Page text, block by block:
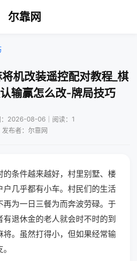
尔靠网
机改装遥控配对教程_棋
输赢怎么改-牌局技巧
：2026-08-06｜阅读：1
发布者：尔靠网
的条件越来越好，村里别墅、楼
户几乎都有小车。村民们的生活
再为一日三餐为而奔波劳碌。于
退休金的老人就会时不时的到
将。虽然打得小，但如果经常输